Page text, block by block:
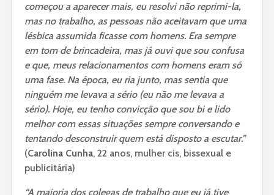
começou a aparecer mais, eu resolvi não reprimi-la,
mas no trabalho, as pessoas não aceitavam que uma
lésbica assumida ficasse com homens. Era sempre
em tom de brincadeira, mas já ouvi que sou confusa
e que, meus relacionamentos com homens eram só
uma fase. Na época, eu ria junto, mas sentia que
ninguém me levava a sério (eu não me levava a
sério). Hoje, eu tenho convicção que sou bi e lido
melhor com essas situações sempre conversando e
tentando desconstruir quem está disposto a escutar.”
(Carolina Cunha, 22 anos, mulher cis, bissexual e
publicitária)
“A maioria dos colegas de trabalho que eu já tive